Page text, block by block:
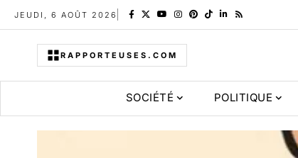
JEUDI, 6 AOÛT 2026
RAPPORTEUSES.COM
SOCIÉTÉ POLITIQUE